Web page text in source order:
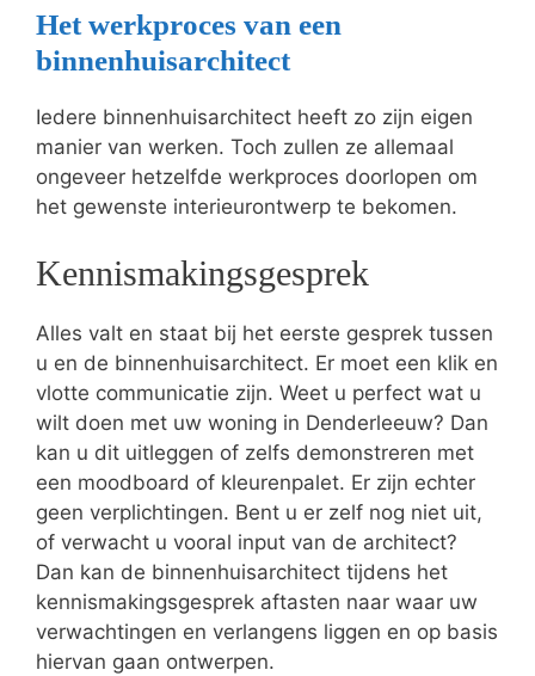
Het werkproces van een
binnenhuisarchitect
Iedere binnenhuisarchitect heeft zo zijn eigen
manier van werken. Toch zullen ze allemaal
ongeveer hetzelfde werkproces doorlopen om
het gewenste interieurontwerp te bekomen.
Kennismakingsgesprek
Alles valt en staat bij het eerste gesprek tussen
u en de binnenhuisarchitect. Er moet een klik en
vlotte communicatie zijn. Weet u perfect wat u
wilt doen met uw woning in Denderleeuw? Dan
kan u dit uitleggen of zelfs demonstreren met
een moodboard of kleurenpalet. Er zijn echter
geen verplichtingen. Bent u er zelf nog niet uit,
of verwacht u vooral input van de architect?
Dan kan de binnenhuisarchitect tijdens het
kennismakingsgesprek aftasten naar waar uw
verwachtingen en verlangens liggen en op basis
hiervan gaan ontwerpen.